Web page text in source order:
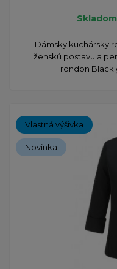
Skladom
Dámsky kuchársky
ženskú postavu a
rondon Black
Vlastná výšivka
Novinka